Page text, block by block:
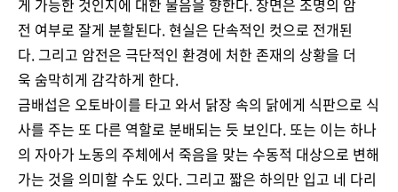
게 가능한 것인지에 대한 물음을 향한다. 장면은 조명의 암
전 여부로 잘게 분할된다. 현실은 단속적인 컷으로 전개된
다. 그리고 암전은 극단적인 환경에 처한 존재의 상황을 더
욱 숨막히게 감각하게 한다.
금배섭은 오토바이를 타고 와서 닭장 속의 닭에게 식판으로 식
사를 주는 또 다른 역할로 분배되는 듯 보인다. 또는 이는 하나
의 자아가 노동의 주체에서 죽음을 맞는 수동적 대상으로 변해
가는 것을 의미할 수도 있다. 그리고 짧은 하의만 입고 네 다리